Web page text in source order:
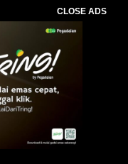
CLOSE ADS